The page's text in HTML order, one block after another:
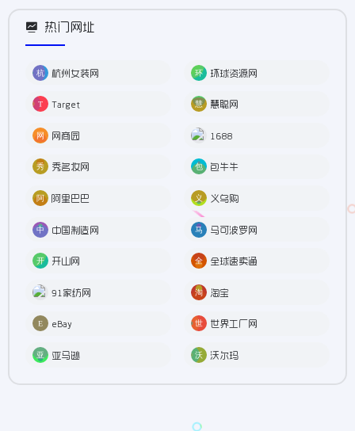
热门网址
杭州女装网 环球资源网
Target 慧聪网
网商园 1688
秀名妆网 包牛牛
阿里巴巴 义乌购
中国制造网 马可波罗网
开山网 全球速卖通
91家纺网 淘宝
eBay 世界工厂网
亚马逊 沃尔玛